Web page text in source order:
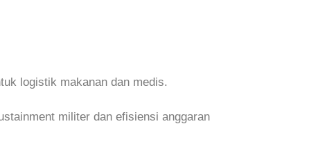
logistik makanan dan medis.
militer dan efisiensi anggaran